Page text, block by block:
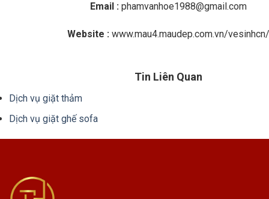
Email : phamvanhoe1988@gmail.com
Website : www.mau4.maudep.com.vn/vesinhcn/
Tin Liên Quan
Dịch vụ giặt thảm
Dịch vụ giặt ghế sofa